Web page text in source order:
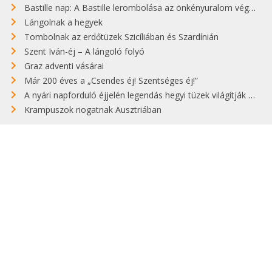
Bastille nap: A Bastille lerombolása az önkényuralom végét jelentette
Lángolnak a hegyek
Tombolnak az erdőtüzek Szicíliában és Szardínián
Szent Iván-éj – A lángoló folyó
Graz adventi vásárai
Már 200 éves a „Csendes éj! Szentséges éj!”
A nyári napforduló éjjelén legendás hegyi tüzek világítják meg Zugspitzét
Krampuszok riogatnak Ausztriában